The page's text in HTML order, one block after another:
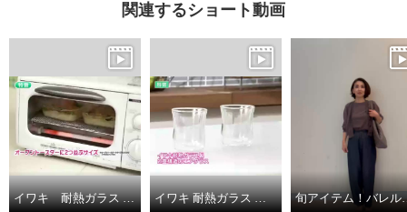
関連するショート動画
イワキ 耐熱ガラス フタ付き オーブントースター皿 ハーフ ３点セット イワキ 耐熱ガラス ２重構造グラス エアグラス２個セット 旬アイ